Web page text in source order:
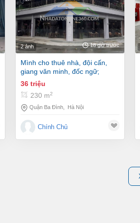
2 ảnh 18 giờ trước
mình cho thuê nhà, đội cấn,
giang văn minh, đốc ngữ;
230m2* 2t -36 tr
36 triệu
230 m2
Quận Ba Đình Hà Nội
Chính Chủ